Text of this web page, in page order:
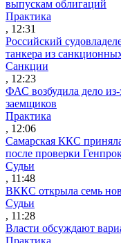
выпускам облигаций
Практика
, 12:31
Российский
танкера из
Санкции
, 12:23
ФАС возбудила дело
заемщиков
Практика
, 12:06
Самарская ККС
после проверки
Судьи
, 11:48
ВККС открыла семь
Судьи
, 11:28
Власти обсуждают
Практика